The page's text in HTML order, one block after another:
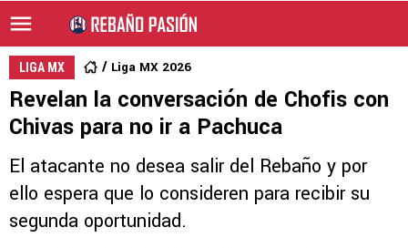
LIGA MX Liga MX 2026
Revelan la conversación de Chofis con
Chivas para no ir a Pachuca
El atacante no desea salir del Rebaño y por
ello espera que lo consideren para recibir su
segunda oportunidad.